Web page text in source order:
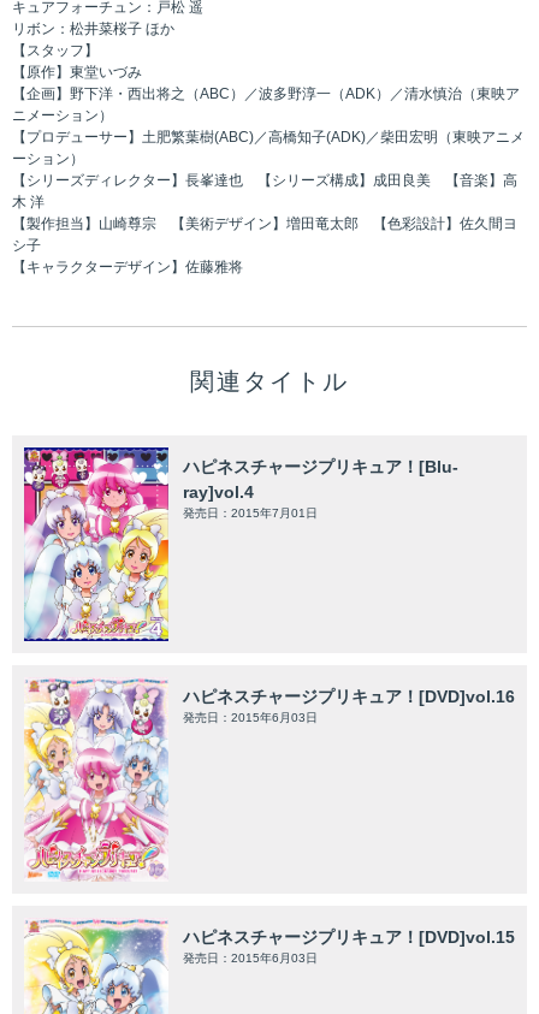
キュアフォーチュン：戸松 遥
リボン：松井菜桜子 ほか
【スタッフ】
【原作】東堂いづみ
【企画】野下洋・西出将之（ABC）／波多野淳一（ADK）／清水慎治（東映ア
ニメーション）
【プロデューサー】土肥繁葉樹(ABC)／高橋知子(ADK)／柴田宏明（東映アニメ
ーション）
【シリーズディレクター】長峯達也 【シリーズ構成】成田良美 【音楽】高
木 洋
【製作担当】山崎尊宗 【美術デザイン】増田竜太郎 【色彩設計】佐久間ヨ
シ子
【キャラクターデザイン】佐藤雅将
関連タイトル
ハピネスチャージプリキュア！[Blu-
ray]vol.4
発売日：2015年7月01日
ハピネスチャージプリキュア！[DVD]vol.16
発売日：2015年6月03日
ハピネスチャージプリキュア！[DVD]vol.15
発売日：2015年6月03日